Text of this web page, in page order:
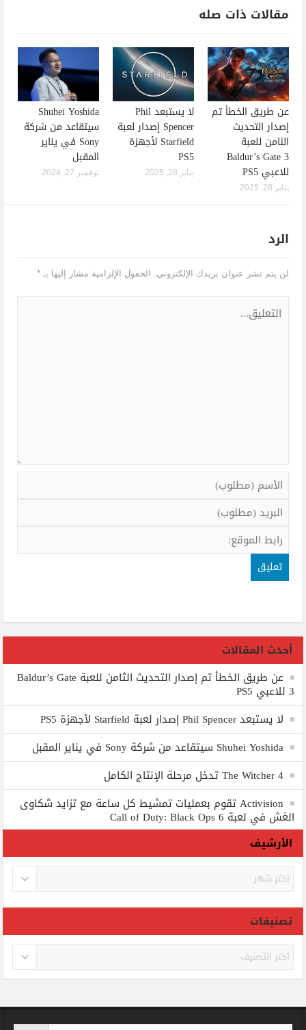
مقالات ذات صله
عن طريق الخطأ تم
إصدار التحديث
الثامن للعبة
Baldur’s Gate 3
للاعبي PS5
يناير 28, 2025
لا يستبعد Phil
Spencer إصدار لعبة
Starfield لأجهزة
PS5
يناير 28, 2025
Shuhei Yoshida
سيتقاعد من شركة
Sony في يناير
المقبل
نوفمبر 27, 2024
الرد
لن يتم نشر عنوان بريدك الإلكتروني. الحقول الإلزامية مشار إليها بـ*
أحدث المقالات
عن طريق الخطأ تم إصدار التحديث الثامن للعبة Baldur’s Gate
3 للاعبي PS5
لا يستبعد Phil Spencer إصدار لعبة Starfield لأجهزة PS5
Shuhei Yoshida سيتقاعد من شركة Sony في يناير المقبل
The Witcher 4 تدخل مرحلة الإنتاج الكامل
Activision تقوم بعمليات تمشيط كل ساعة مع تزايد شكاوى
الغش في لعبة Call of Duty: Black Ops 6
الأرشيف
الأرشيف
تصنيفات
تصنيفات